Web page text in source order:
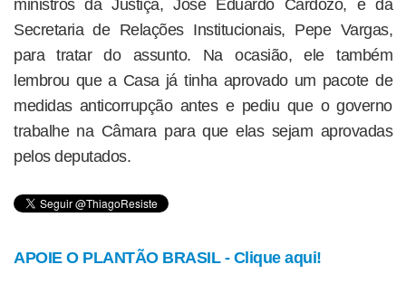
ministros da Justiça, José Eduardo Cardozo, e da
Secretaria de Relações Institucionais, Pepe Vargas,
para tratar do assunto. Na ocasião, ele também
lembrou que a Casa já tinha aprovado um pacote de
medidas anticorrupção antes e pediu que o governo
trabalhe na Câmara para que elas sejam aprovadas
pelos deputados.
APOIE O PLANTÃO BRASIL - Clique aqui!